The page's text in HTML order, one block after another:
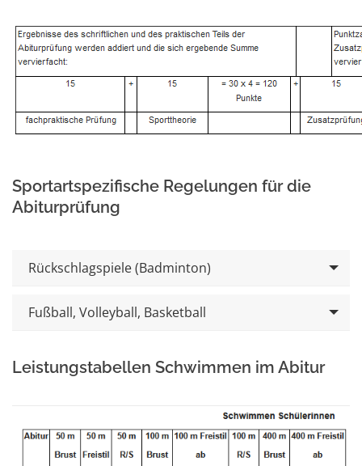
Sportartspezifische Regelungen für die
Abiturprüfung
Rückschlagspiele (Badminton)
Fußball, Volleyball, Basketball
Leistungstabellen Schwimmen im Abitur